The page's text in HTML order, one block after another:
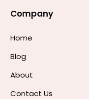
Company
Home
Blog
About
Contact Us